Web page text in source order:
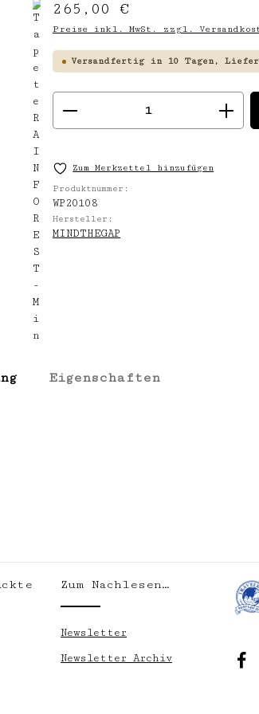
Regulärer Preis:
265,00 €
Preise inkl. MwSt. zzgl.
Versandfertig in 10 Tagen,
Produkt Anzahl:
Zum Merkzettel hinzufügen
Produktnummer:
WP20108
Hersteller:
MINDTHEGAP
Eigenschaften
Zum Nachlesen…
Newsletter
Newsletter Archiv